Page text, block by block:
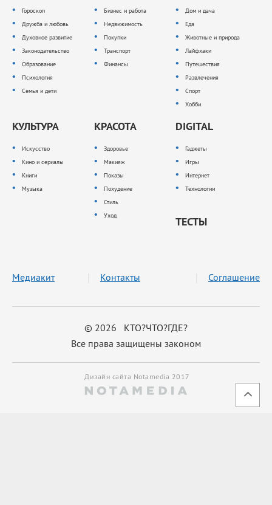
Гороскоп
Дружба и любовь
Духовное развитие
Законодательство
Образование
Психология
Семья и дети
Бизнес и работа
Недвижимость
Покупки
Транспорт
Финансы
Дом и дача
Еда
Животные и природа
Лайфхаки
Путешествия
Развлечения
Спорт
Хобби
КУЛЬТУРА
Искусство
Кино и сериалы
Книги
Музыка
КРАСОТА
Здоровье
Макияж
Показы
Похудение
Стиль
Уход
DIGITAL
Гаджеты
Игры
Интернет
Технологии
ТЕСТЫ
© 2026 КТО?ЧТО?ГДЕ?
Все права защищены законом
Медиакит Контакты Соглашение
Дизайн сайта Notamedia 2017